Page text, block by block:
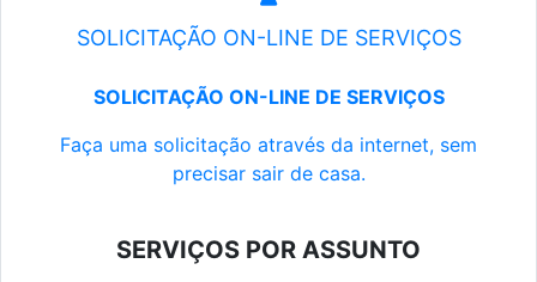
SOLICITAÇÃO ON-LINE DE SERVIÇOS
SOLICITAÇÃO ON-LINE DE SERVIÇOS
Faça uma solicitação através da internet, sem
precisar sair de casa.
SERVIÇOS POR ASSUNTO